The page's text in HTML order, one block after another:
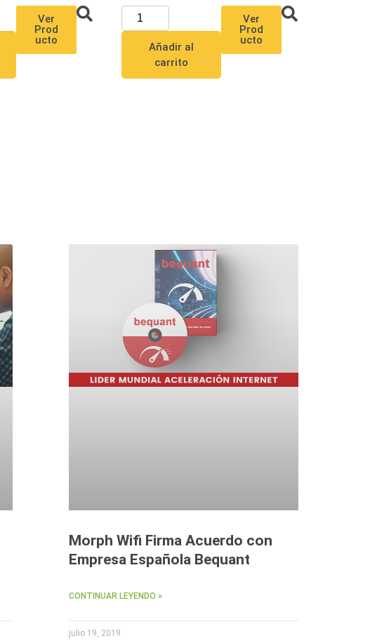
Ver
Prod
ucto
Añadir al
carrito
Ver
Prod
ucto
Morph Wifi Firma Acuerdo con
Empresa Española Bequant
CONTINUAR LEYENDO »
julio 19, 2019